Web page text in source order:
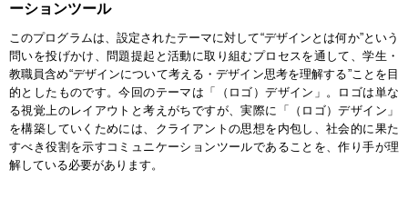
ーションツール
このプログラムは、設定されたテーマに対して“デザインとは何か”という
問いを投げかけ、問題提起と活動に取り組むプロセスを通して、学生・
教職員含め“デザインについて考える・デザイン思考を理解する”ことを目
的としたものです。今回のテーマは「（ロゴ）デザイン」。ロゴは単な
る視覚上のレイアウトと考えがちですが、実際に「（ロゴ）デザイン」
を構築していくためには、クライアントの思想を内包し、社会的に果た
すべき役割を示すコミュニケーションツールであることを、作り手が理
解している必要があります。